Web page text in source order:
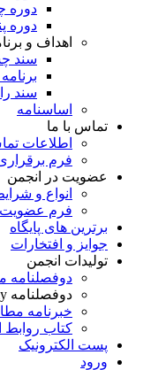
دوره
دوره
اهداف و
سند
سند
اساسنامه
تماس با ما
اطلاعات
فرم
عضویت در انجمن
انواع و
فرم عضویت
برترین های پایگاه
جوایز و افتخارات
تولیدات انجمن
دوفصلنامه
دوفصلنامه World Sociopolitical Quarterly
خبرنامه
کتاب روابط
پست الکترونیک
ورود